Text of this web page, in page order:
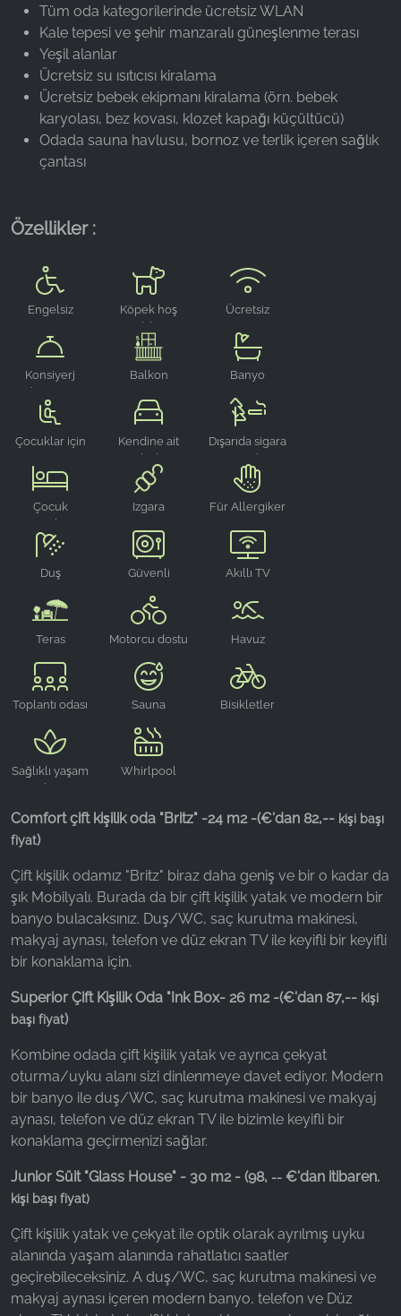
Tüm oda kategorilerinde ücretsiz WLAN
Kale tepesi ve şehir manzaralı güneşlenme terası
Yeşil alanlar
Ücretsiz su ısıtıcısı kiralama
Ücretsiz bebek ekipmanı kiralama (örn. bebek
karyolası, bez kovası, klozet kapağı küçültücü)
Odada sauna havlusu, bornoz ve terlik içeren sağlık
çantası
Özellikler :
Engelsiz
Köpek hoş
geldiniz
Ücretsiz
Konsiyerj
hizmeti
Balkon Banyo
Çocuklar için
sandalyesi
Kendine ait
park alanı
Dışarıda sigara
içme alanı
Çocuk
seyahat
karyolası
Izgara
Für Allergiker
Duş Güvenli Akıllı TV
Teras Motorcu dostu Havuz
Toplantı odası Sauna
Bisikletler
Sağlıklı yaşam
alanı
Whirlpool
Comfort çift kişilik oda "Britz" -24 m2 -(€'dan 82,-- kişi başı
fiyat)
Çift kişilik odamız "Britz" biraz daha geniş ve bir o kadar da
şık Mobilyalı. Burada da bir çift kişilik yatak ve modern bir
banyo bulacaksınız. Duş/WC, saç kurutma makinesi,
makyaj aynası, telefon ve düz ekran TV ile keyifli bir keyifli
bir konaklama için.
Superior Çift Kişilik Oda "Ink Box- 26 m2 -(€'dan 87,-- kişi
başı fiyat)
Kombine odada çift kişilik yatak ve ayrıca çekyat
oturma/uyku alanı sizi dinlenmeye davet ediyor. Modern
bir banyo ile duş/WC, saç kurutma makinesi ve makyaj
aynası, telefon ve düz ekran TV ile bizimle keyifli bir
konaklama geçirmenizi sağlar.
Junior Süit "Glass House" - 30 m2 - (98, -- €'dan itibaren.
kişi başı fiyat)
Çift kişilik yatak ve çekyat ile optik olarak ayrılmış uyku
alanında yaşam alanında rahatlatıcı saatler
geçirebileceksiniz. A duş/WC, saç kurutma makinesi ve
makyaj aynası içeren modern banyo, telefon ve Düz